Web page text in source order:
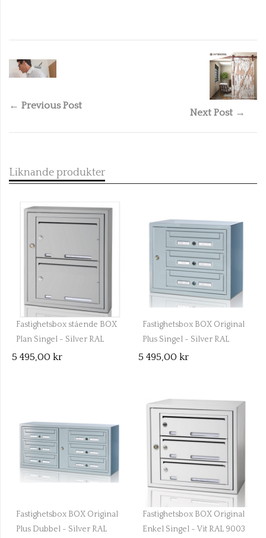
← Previous Post
Next Post →
Liknande produkter
Fastighetsbox stående BOX
Plan Singel - Silver RAL
9006
5 495,00 kr
Fastighetsbox BOX Original
Plus Singel - Silver RAL
9006
5 495,00 kr
Fastighetsbox BOX Original
Plus Dubbel - Silver RAL
Fastighetsbox BOX Original
Enkel Singel - Vit RAL 9003